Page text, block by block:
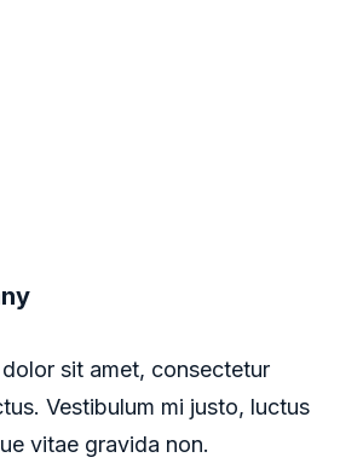
sit amet, consectetur
Vestibulum mi justo, luctus
vitae gravida non.